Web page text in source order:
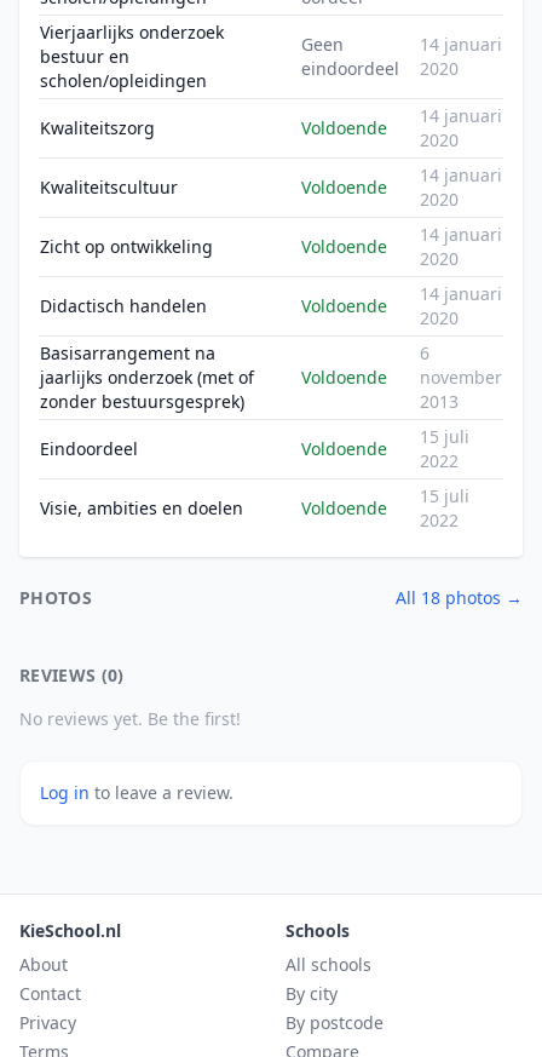
Vierjaarlijks onderzoek
bestuur en
scholen/opleidingen
Geen
eindoordeel
14 januari
2020
Kwaliteitszorg Voldoende
14 januari
2020
Kwaliteitscultuur Voldoende
14 januari
2020
Zicht op ontwikkeling Voldoende
14 januari
2020
Didactisch handelen Voldoende
14 januari
2020
Basisarrangement na
jaarlijks onderzoek (met of
zonder bestuursgesprek)
Voldoende
6
november
2013
Eindoordeel Voldoende
15 juli
2022
Visie, ambities en doelen Voldoende
15 juli
2022
PHOTOS All 18 photos →
REVIEWS (0)
No reviews yet. Be the first!
Log in to leave a review.
KieSchool.nl
About
Contact
Privacy
Terms
Schools
All schools
By city
By postcode
Compare